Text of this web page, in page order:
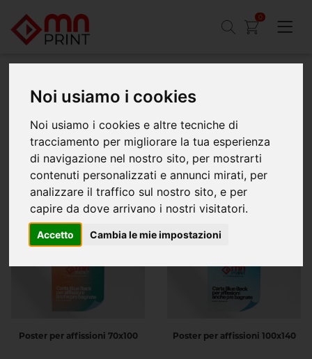
Noi usiamo i cookies
Noi usiamo i cookies e altre tecniche di
tracciamento per migliorare la tua esperienza
di navigazione nel nostro sito, per mostrarti
contenuti personalizzati e annunci mirati, per
analizzare il traffico sul nostro sito, e per
capire da dove arrivano i nostri visitatori.
Accetto Cambia le mie impostazioni
0
Home Manifesti e poster Poster
Stampa poster online personalizzati
I poster sono disponibili in vari formati, tra cui A3, 50x70, 70x100 e
140x200, su carta patinata o bluebackper affissioni. Grazie alle nostre
tecnologie di stampa offset e digitale, garantiamo colori brillanti,
dettagli nitidi e resistenza nel tempo.
Poster per affissioni 70x100 Poster per affissioni 100x140